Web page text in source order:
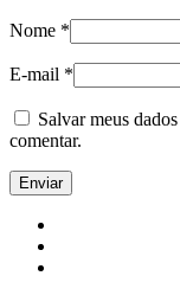
Nome *
E-mail *
Salvar meus
comentar.